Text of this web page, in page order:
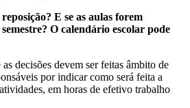
E se as aulas forem
O calendário escolar pode
decisões devem ser feitas âmbito de
por indicar como será feita a
em horas de efetivo trabalho